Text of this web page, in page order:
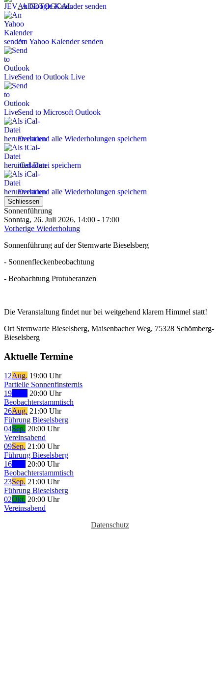
An Google Kalender senden
An Yahoo Kalender senden
Send to Outlook Live
Send to Microsoft Outlook
Event und alle Wiederholungen speichern
iCal-Datei speichern
Event und alle Wiederholungen speichern
Schliessen
Sonnenführung
Sonntag, 26. Juli 2026, 14:00 - 17:00
Vorherige Wiederholung
Sonnenführung auf der Sternwarte Bieselsberg
- Sonnenfleckenbeobachtung
- Beobachtung Protuberanzen
Die Veranstaltung findet nur bei weitgehend klarem Himmel statt!
Ort Sternwarte Bieselsberg, Maisenbacher Weg, 75328 Schömberg-
Bieselsberg
Aktuelle Termine
12Aug. 19:00 Uhr
Partielle Sonnenfinsternis
19
20:00 Uhr
Beobachterstammtisch
26Aug. 21:00 Uhr
Führung Bieselsberg
04Sep. 20:00 Uhr
Vereinsabend
09Sep. 21:00 Uhr
Führung Bieselsberg
16
20:00 Uhr
Beobachterstammtisch
23Sep. 21:00 Uhr
Führung Bieselsberg
02Okt. 20:00 Uhr
Vereinsabend
Datenschutz